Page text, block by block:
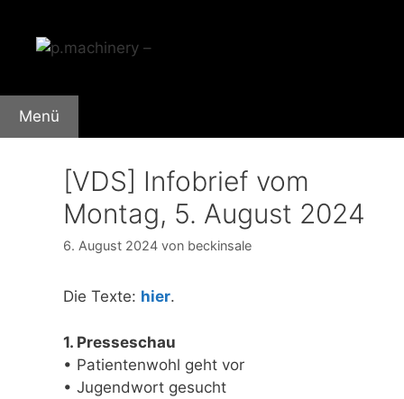
Inhalt
springen
Menü
[VDS] Infobrief vom
Montag, 5. August 2024
6. August 2024 von beckinsale
Die Texte: hier.
1. Presseschau
• Patientenwohl geht vor
• Jugendwort gesucht